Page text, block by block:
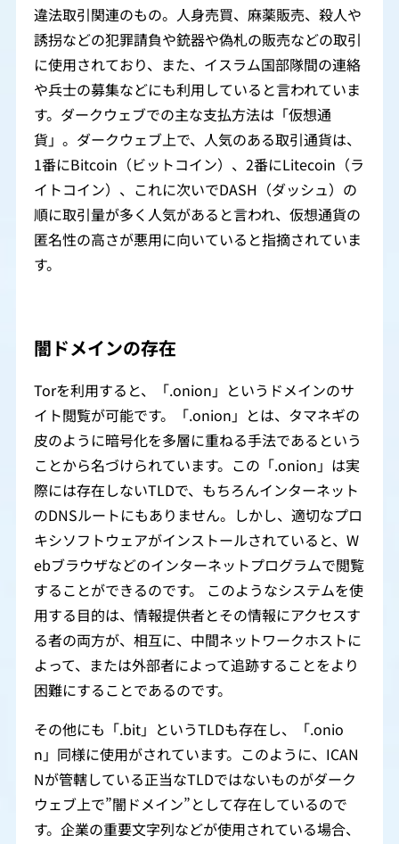
違法取引関連のもの。人身売買、麻薬販売、殺人や
誘拐などの犯罪請負や銃器や偽札の販売などの取引
に使用されており、また、イスラム国部隊間の連絡
や兵士の募集などにも利用していると言われていま
す。ダークウェブでの主な支払方法は「仮想通
貨」。ダークウェブ上で、人気のある取引通貨は、
1番にBitcoin（ビットコイン）、2番にLitecoin（ラ
イトコイン）、これに次いでDASH（ダッシュ）の
順に取引量が多く人気があると言われ、仮想通貨の
匿名性の高さが悪用に向いていると指摘されていま
す。
闇ドメインの存在
Torを利用すると、「.onion」というドメインのサ
イト閲覧が可能です。「.onion」とは、タマネギの
皮のように暗号化を多層に重ねる手法であるという
ことから名づけられています。この「.onion」は実
際には存在しないTLDで、もちろんインターネット
のDNSルートにもありません。しかし、適切なプロ
キシソフトウェアがインストールされていると、W
ebブラウザなどのインターネットプログラムで閲覧
することができるのです。 このようなシステムを使
用する目的は、情報提供者とその情報にアクセスす
る者の両方が、相互に、中間ネットワークホストに
よって、または外部者によって追跡することをより
困難にすることであるのです。
その他にも「.bit」というTLDも存在し、「.onio
n」同様に使用がされています。このように、ICAN
Nが管轄している正当なTLDではないものがダーク
ウェブ上で”闇ドメイン”として存在しているので
す。企業の重要文字列などが使用されている場合、